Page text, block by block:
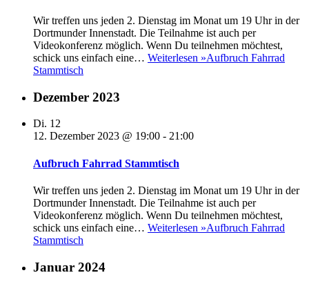
Wir treffen uns jeden 2. Dienstag im Monat um 19 Uhr in der
Dortmunder Innenstadt. Die Teilnahme ist auch per
Videokonferenz möglich. Wenn Du teilnehmen möchtest,
schick uns einfach eine… Weiterlesen »Aufbruch Fahrrad
Stammtisch
Dezember 2023
Di. 12
12. Dezember 2023 @ 19:00 - 21:00
Aufbruch Fahrrad Stammtisch
Wir treffen uns jeden 2. Dienstag im Monat um 19 Uhr in der
Dortmunder Innenstadt. Die Teilnahme ist auch per
Videokonferenz möglich. Wenn Du teilnehmen möchtest,
schick uns einfach eine… Weiterlesen »Aufbruch Fahrrad
Stammtisch
Januar 2024